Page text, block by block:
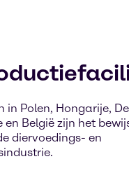
in Polen, Hongarije,
en België zijn het
diervoedings- en